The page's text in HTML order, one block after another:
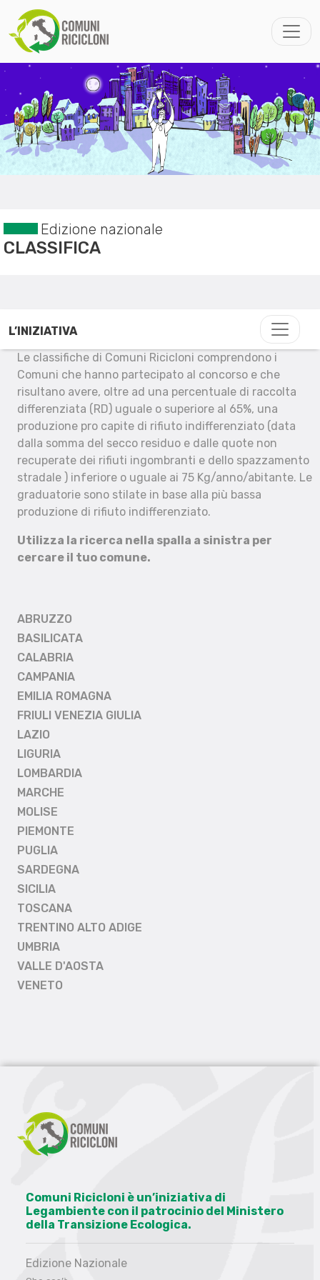
Edizione nazionale
CLASSIFICA
L’INIZIATIVA
Le classifiche di Comuni Ricicloni comprendono i
Comuni che hanno partecipato al concorso e che
risultano avere, oltre ad una percentuale di raccolta
differenziata (RD) uguale o superiore al 65%, una
produzione pro capite di rifiuto indifferenziato (data
dalla somma del secco residuo e dalle quote non
recuperate dei rifiuti ingombranti e dello spazzamento
stradale ) inferiore o uguale ai 75 Kg/anno/abitante. Le
graduatorie sono stilate in base alla più bassa
produzione di rifiuto indifferenziato.
Utilizza la ricerca nella spalla a sinistra per
cercare il tuo comune.
ABRUZZO
BASILICATA
CALABRIA
CAMPANIA
EMILIA ROMAGNA
FRIULI VENEZIA GIULIA
LAZIO
LIGURIA
LOMBARDIA
MARCHE
MOLISE
PIEMONTE
PUGLIA
SARDEGNA
SICILIA
TOSCANA
TRENTINO ALTO ADIGE
UMBRIA
VALLE D'AOSTA
VENETO
Comuni Ricicloni è un’iniziativa di
Legambiente con il patrocinio del Ministero
della Transizione Ecologica.
Edizione Nazionale